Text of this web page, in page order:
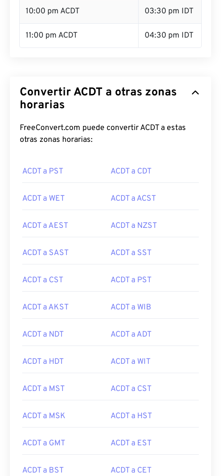
10:00 pm ACDT 03:30 pm IDT
11:00 pm ACDT 04:30 pm IDT
Convertir ACDT a otras zonas
horarias
FreeConvert.com puede convertir ACDT a estas
otras zonas horarias:
ACDT a PST ACDT a CDT
ACDT a WET ACDT a ACST
ACDT a AEST ACDT a NZST
ACDT a SAST ACDT a SST
ACDT a CST ACDT a PST
ACDT a AKST ACDT a WIB
ACDT a NDT ACDT a ADT
ACDT a HDT ACDT a WIT
ACDT a MST ACDT a CST
ACDT a MSK ACDT a HST
ACDT a GMT ACDT a EST
ACDT a BST ACDT a CET